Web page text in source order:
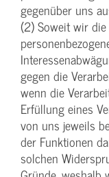
gegenüber uns
(2) Soweit wir
gegen die
wenn die
Erfüllung eines
von uns jeweils
der Funktionen
solchen